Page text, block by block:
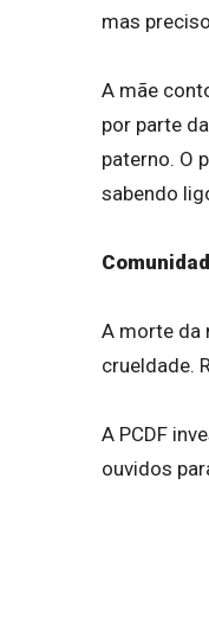
mas
A mãe
por parte
paterno. O
sabendo
A morte da
crueldade.
A PCDF
ouvidos